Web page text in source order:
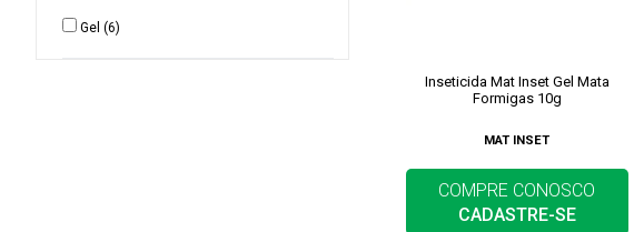
Gel (6)
Inseticida Mat Inset Gel Mata
Formigas 10g
MAT INSET
COMPRE CONOSCO
CADASTRE-SE